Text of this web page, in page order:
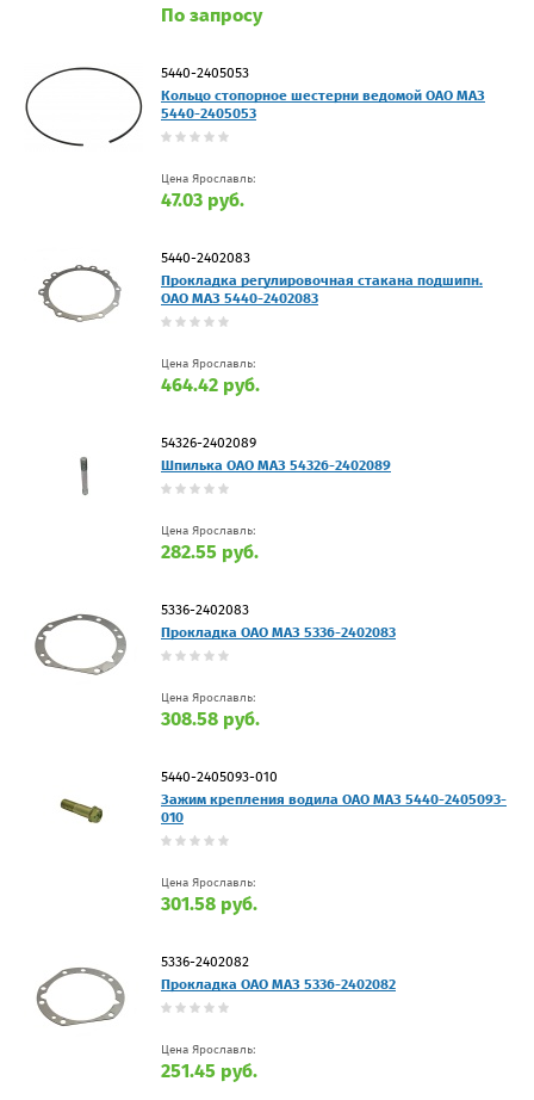
По запросу
5440-2405053
Кольцо стопорное шестерни ведомой ОАО МАЗ
5440-2405053
Цена Ярославль:
47.03 руб.
5440-2402083
Прокладка регулировочная стакана подшипн.
ОАО МАЗ 5440-2402083
Цена Ярославль:
464.42 руб.
54326-2402089
Шпилька ОАО МАЗ 54326-2402089
Цена Ярославль:
282.55 руб.
5336-2402083
Прокладка ОАО МАЗ 5336-2402083
Цена Ярославль:
308.58 руб.
5440-2405093-010
Зажим крепления водила ОАО МАЗ 5440-2405093-
010
Цена Ярославль:
301.58 руб.
5336-2402082
Прокладка ОАО МАЗ 5336-2402082
Цена Ярославль:
251.45 руб.